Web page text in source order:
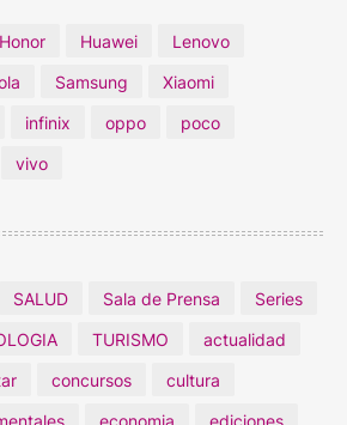
Honor Huawei
Lenovo
Samsung
Xiaomi
infinix oppo
poco
vivo
SALUD Sala de Prensa
Series
TURISMO
actualidad
concursos
cultura
economia
ediciones